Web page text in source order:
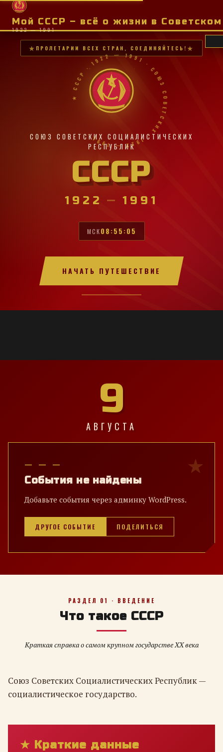
Мой СССР – всё о жизни в
1922 — 1991
ПРОЛЕТАРИИ ВСЕХ СТРАН, СОЕДИНЯЙТЕСЬ!
★ СССР · 1922 — 1991 · СОЮЗ СОВЕТСКИХ · 1922 — 1991 ·
СОЮЗ СОВЕТСКИХ СОЦИАЛИСТИЧЕСКИХ
РЕСПУБЛИК
СССР
1922 — 1991
МСК08:55:06
НАЧАТЬ ПУТЕШЕСТВИЕ
9
АВГУСТА
— — —
События не найдены
Добавьте события через админку WordPress.
ДРУГОЕ СОБЫТИЕ ПОДЕЛИТЬСЯ
РАЗДЕЛ 01 · ВВЕДЕНИЕ
Что такое СССР
Краткая справка о самом крупном государстве XX века
Союз Советских Социалистических Республик —
социалистическое государство.
★ Краткие данные